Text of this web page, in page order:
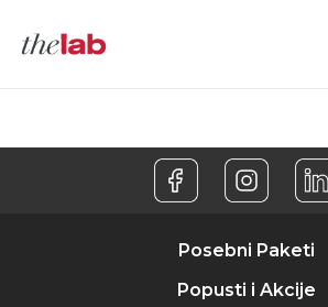
Posebni Paketi
Popusti i Akcije